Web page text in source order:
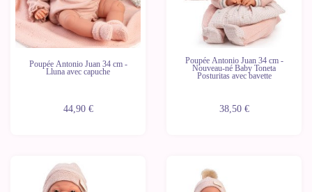
Poupée Antonio Juan 34 cm -
Lluna avec capuche
44,90 €
Poupée Antonio Juan 34 cm -
Nouveau-né Baby Toneta
Posturitas avec bavette
38,50 €
Nouveau Nouveau